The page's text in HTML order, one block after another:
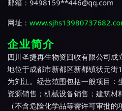
邮箱：9498159**446@qq.com
网址：
企业简介
四川圣捷再生物资回收有限公司
地位于成都市新都区新都镇状元
为刘江。经营范围包括一般项目：
资源销售；机械设备销售；建筑材
（不含危险化学品等需许可审批